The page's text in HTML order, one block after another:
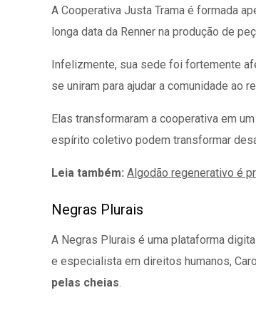
A Cooperativa Justa Trama é formada
longa data da Renner na produção de
Infelizmente, sua sede foi fortemente
se uniram para ajudar a comunidade ao
Elas transformaram a cooperativa em
espírito coletivo podem transformar
Leia também: Algodão regenerativo é
Negras Plurais
A Negras Plurais é uma plataforma
e especialista em direitos humanos,
pelas cheias.